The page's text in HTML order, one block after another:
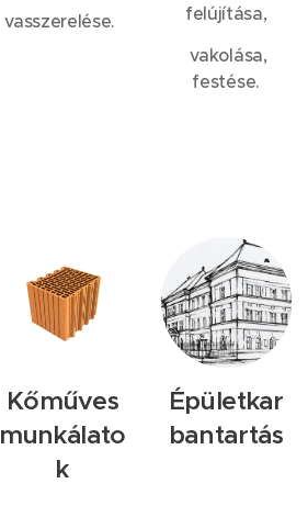
vasszerelése.
felújítása,
vakolása,
festése.
Kőműves
munkálato
k
Épületkar
bantartás